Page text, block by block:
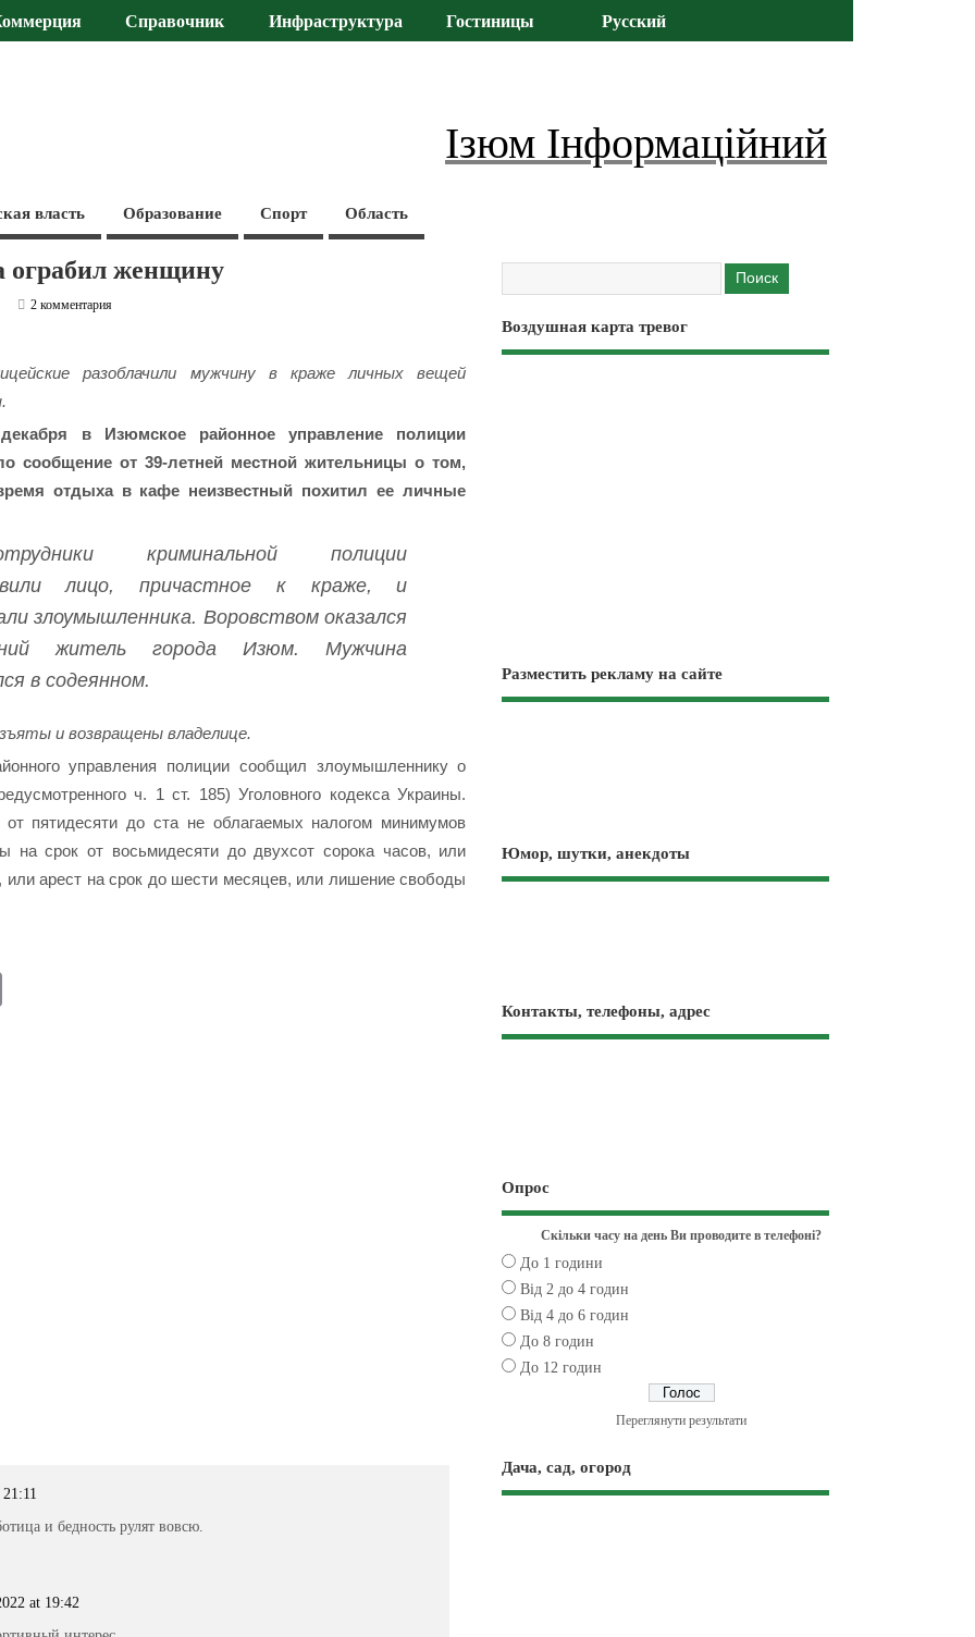
Справочник Инфраструктура Гостиницы Русский
Ізюм Інформаційний
власть Образование Спорт Область
ограбил женщину
2 комментария
разоблачили мужчину в краже личных вещей
в Изюмское районное управление полиции
сообщение от 39-летней местной жительницы о том,
отдыха в кафе неизвестный похитил ее личные
криминальной полиции
лицо, причастное к краже, и
злоумышленника. Воровством оказался
житель города Изюм. Мужчина
в содеянном.
и возвращены владелице.
управления полиции сообщил злоумышленнику о
ч. 1 ст. 185) Уголовного кодекса Украины.
пятидесяти до ста не облагаемых налогом минимумов
на срок от восьмидесяти до двухсот сорока часов, или
или арест на срок до шести месяцев, или лишение свободы
и бедность рулят вовсю.
at 19:42
Воздушная карта тревог
Разместить рекламу на сайте
Юмор, шутки, анекдоты
Контакты, телефоны, адрес
Опрос
Скільки часу на день Ви проводите в телефоні?
До 1 години
Від 2 до 4 годин
Від 4 до 6 годин
До 8 годин
До 12 годин
Переглянути результати
Дача, сад, огород